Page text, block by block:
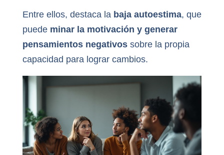
Entre ellos, destaca la baja autoestima, que
puede minar la motivación y generar
pensamientos negativossobre la propia
capacidad para lograr cambios.